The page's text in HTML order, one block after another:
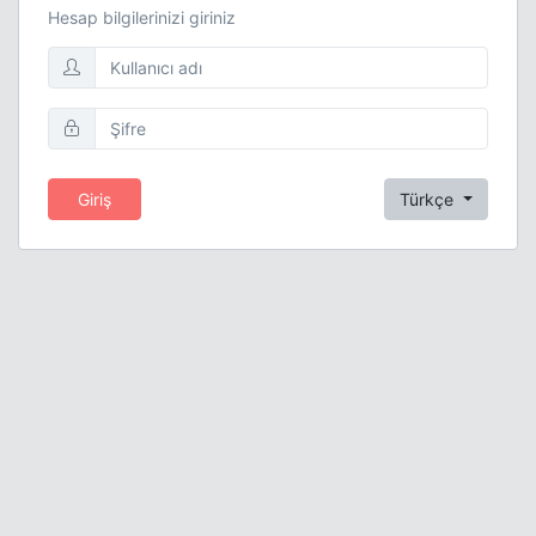
Hesap bilgilerinizi giriniz
Giriş Türkçe